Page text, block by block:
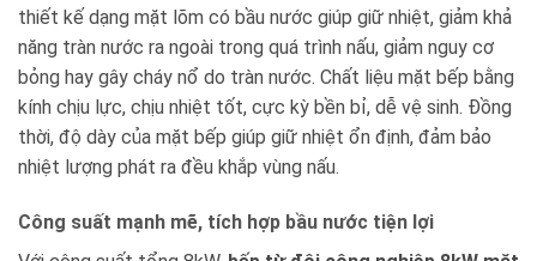
thiết kế dạng mặt lõm có bầu nước giúp giữ nhiệt, giảm khả
năng tràn nước ra ngoài trong quá trình nấu, giảm nguy cơ
bỏng hay gây cháy nổ do tràn nước. Chất liệu mặt bếp bằng
kính chịu lực, chịu nhiệt tốt, cực kỳ bền bỉ, dễ vệ sinh. Đồng
thời, độ dày của mặt bếp giúp giữ nhiệt ổn định, đảm bảo
nhiệt lượng phát ra đều khắp vùng nấu.
Công suất mạnh mẽ, tích hợp bầu nước tiện lợi